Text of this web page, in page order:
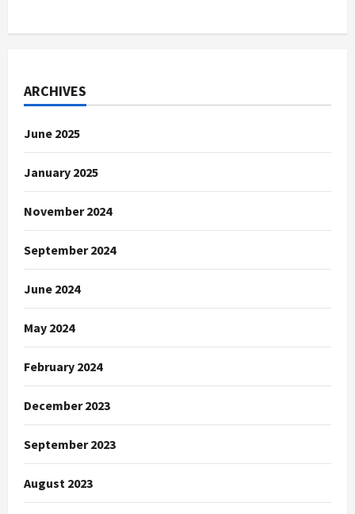
ARCHIVES
June 2025
January 2025
November 2024
September 2024
June 2024
May 2024
February 2024
December 2023
September 2023
August 2023